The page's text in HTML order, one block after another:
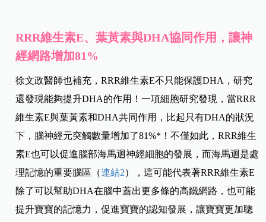
RRR維生素E、葉黃素與DHA協同作用，讓神
經網路增加81%
徐文政醫師也補充，RRR維生素E不只能保護DHA，研究
還發現能夠提升DHA的作用！一項細胞研究發現，當RRR
維生素E與葉黃素和DHA共同作用，比起只有DHA的狀況
下，腦神經元突觸數量增加了81%*！不僅如此，RRR維生
素E也可以促進腦部海馬迴神經細胞的發展，而海馬迴是處
理記憶的重要腦區（連結2），這可能代表著RRR維生素E
除了可以幫助DHA在腦中蓋出更多條的高鐵網路，也可能
提升寶寶的記憶力，促進寶寶的認知發展，讓寶寶更加聰